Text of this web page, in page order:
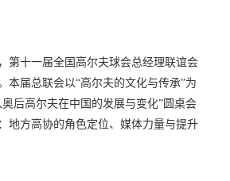
第十一届全国高尔夫球会总经理联谊会
本届总联会以“高尔夫的文化与传承”为
后高尔夫在中国的发展与变化”圆桌会
地方高协的角色定位、媒体力量与提升